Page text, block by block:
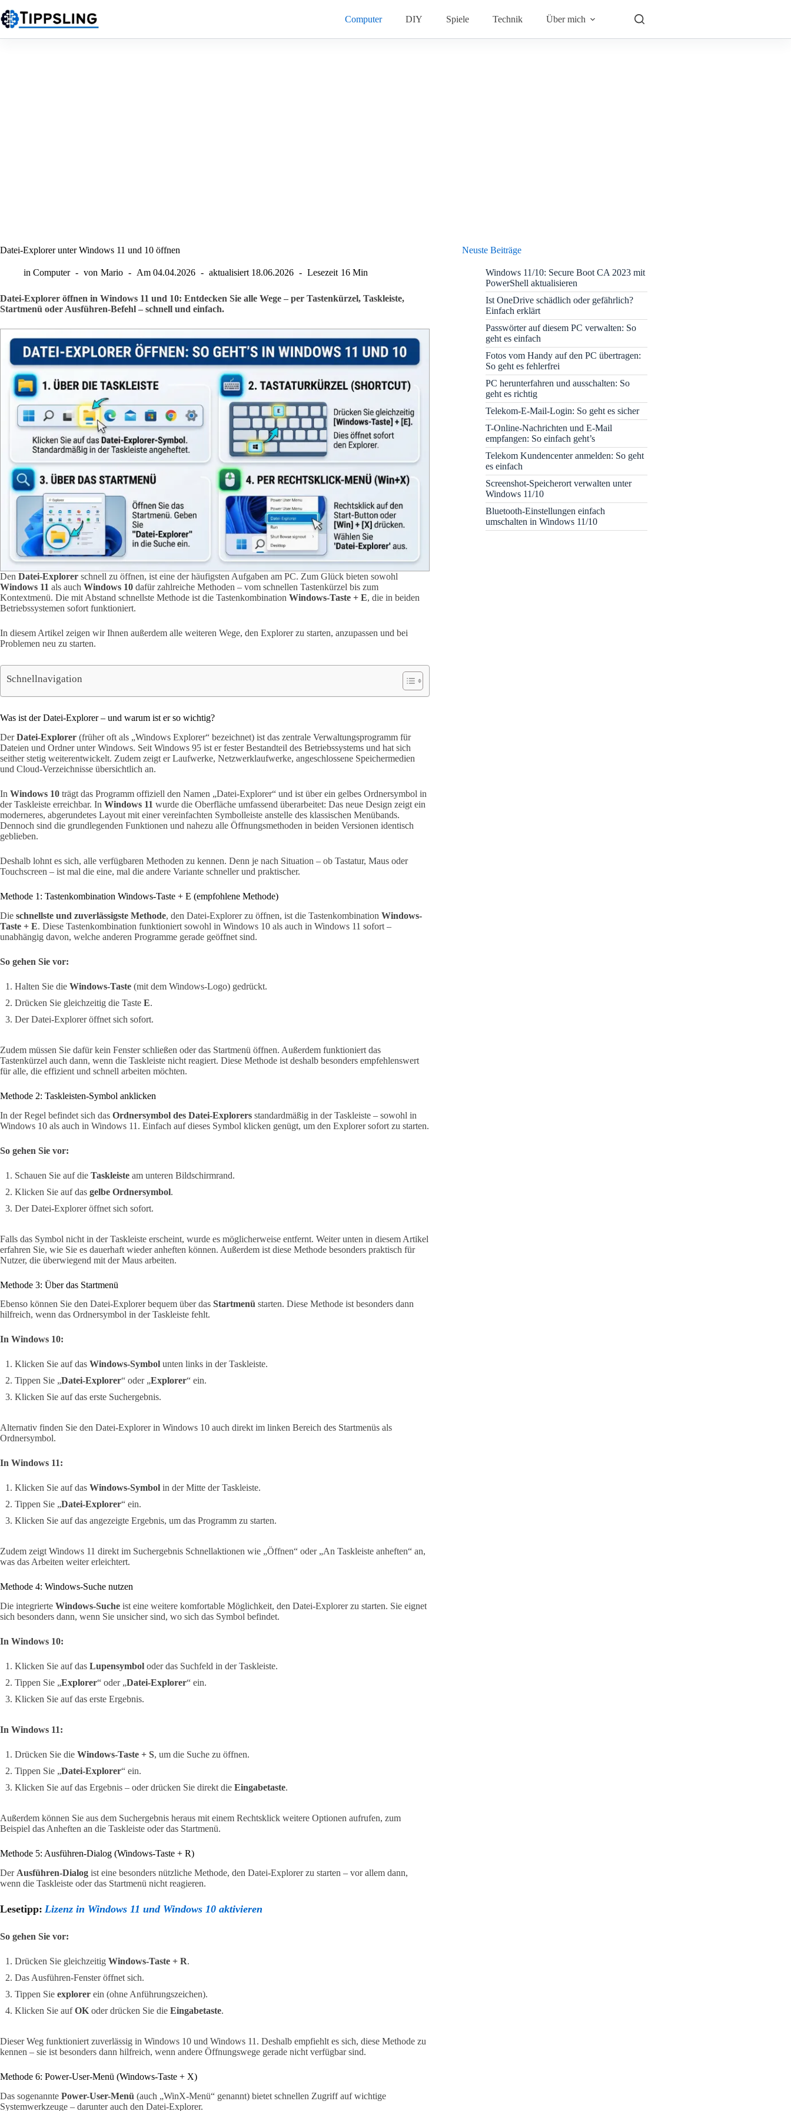
Inhalt
springen
Computer DIY Spiele Technik Über mich
Datei-Explorer unter Windows 11 und 10 öffnen
in Computer von Mario Am 04.04.2026 aktualisiert 18.06.2026 Lesezeit 16 Min
Datei-Explorer öffnen in Windows 11 und 10: Entdecken Sie alle Wege – per Tastenkürzel, Taskleiste,
Startmenü oder Ausführen-Befehl – schnell und einfach.
Den Datei-Explorer schnell zu öffnen, ist eine der häufigsten Aufgaben am PC. Zum Glück bieten sowohl
Windows 11 als auch Windows 10 dafür zahlreiche Methoden – vom schnellen Tastenkürzel bis zum
Kontextmenü. Die mit Abstand schnellste Methode ist die Tastenkombination Windows-Taste + E, die in beiden
Betriebssystemen sofort funktioniert.
In diesem Artikel zeigen wir Ihnen außerdem alle weiteren Wege, den Explorer zu starten, anzupassen und bei
Problemen neu zu starten.
Schnellnavigation
Was ist der Datei-Explorer – und warum ist er so wichtig?
DerDatei-Explorer (früher oft als „Windows Explorer“ bezeichnet) ist das zentrale Verwaltungsprogramm für
Dateien und Ordner unter Windows. Seit Windows 95 ist er fester Bestandteil des Betriebssystems und hat sich
seither stetig weiterentwickelt. Zudem zeigt er Laufwerke, Netzwerklaufwerke, angeschlossene Speichermedien
und Cloud-Verzeichnisse übersichtlich an.
In Windows 10 trägt das Programm offiziell den Namen „Datei-Explorer“ und ist über ein gelbes Ordnersymbol in
der Taskleiste erreichbar. In Windows 11 wurde die Oberfläche umfassend überarbeitet: Das neue Design zeigt ein
moderneres, abgerundetes Layout mit einer vereinfachten Symbolleiste anstelle des klassischen Menübands.
Dennoch sind die grundlegenden Funktionen und nahezu alle Öffnungsmethoden in beiden Versionen identisch
geblieben.
Deshalb lohnt es sich, alle verfügbaren Methoden zu kennen. Denn je nach Situation – ob Tastatur, Maus oder
Touchscreen – ist mal die eine, mal die andere Variante schneller und praktischer.
Methode 1: Tastenkombination Windows-Taste + E (empfohlene Methode)
Die schnellste und zuverlässigste Methode, den Datei-Explorer zu öffnen, ist die Tastenkombination Windows-
Taste + E. Diese Tastenkombination funktioniert sowohl in Windows 10 als auch in Windows 11 sofort –
unabhängig davon, welche anderen Programme gerade geöffnet sind.
So gehen Sie vor:
Halten Sie die Windows-Taste (mit dem Windows-Logo) gedrückt.
Drücken Sie gleichzeitig die Taste E.
Der Datei-Explorer öffnet sich sofort.
Zudem müssen Sie dafür kein Fenster schließen oder das Startmenü öffnen. Außerdem funktioniert das
Tastenkürzel auch dann, wenn die Taskleiste nicht reagiert. Diese Methode ist deshalb besonders empfehlenswert
für alle, die effizient und schnell arbeiten möchten.
Methode 2: Taskleisten-Symbol anklicken
In der Regel befindet sich das Ordnersymbol des Datei-Explorers standardmäßig in der Taskleiste – sowohl in
Windows 10 als auch in Windows 11. Einfach auf dieses Symbol klicken genügt, um den Explorer sofort zu starten.
So gehen Sie vor:
Schauen Sie auf die Taskleiste am unteren Bildschirmrand.
Klicken Sie auf das gelbe Ordnersymbol.
Der Datei-Explorer öffnet sich sofort.
Falls das Symbol nicht in der Taskleiste erscheint, wurde es möglicherweise entfernt. Weiter unten in diesem Artikel
erfahren Sie, wie Sie es dauerhaft wieder anheften können. Außerdem ist diese Methode besonders praktisch für
Nutzer, die überwiegend mit der Maus arbeiten.
Methode 3: Über das Startmenü
Ebenso können Sie den Datei-Explorer bequem über das Startmenü starten. Diese Methode ist besonders dann
hilfreich, wenn das Ordnersymbol in der Taskleiste fehlt.
In Windows 10:
Klicken Sie auf das Windows-Symbol unten links in der Taskleiste.
Tippen Sie „Datei-Explorer“ oder „Explorer“ ein.
Klicken Sie auf das erste Suchergebnis.
Alternativ finden Sie den Datei-Explorer in Windows 10 auch direkt im linken Bereich des Startmenüs als
Ordnersymbol.
In Windows 11:
Klicken Sie auf das Windows-Symbol in der Mitte der Taskleiste.
Tippen Sie „Datei-Explorer“ ein.
Klicken Sie auf das angezeigte Ergebnis, um das Programm zu starten.
Zudem zeigt Windows 11 direkt im Suchergebnis Schnellaktionen wie „Öffnen“ oder „An Taskleiste anheften“ an,
was das Arbeiten weiter erleichtert.
Methode 4: Windows-Suche nutzen
Die integrierte Windows-Suche ist eine weitere komfortable Möglichkeit, den Datei-Explorer zu starten. Sie eignet
sich besonders dann, wenn Sie unsicher sind, wo sich das Symbol befindet.
In Windows 10:
Klicken Sie auf das Lupensymbol oder das Suchfeld in der Taskleiste.
Tippen Sie „Explorer“ oder „Datei-Explorer“ ein.
Klicken Sie auf das erste Ergebnis.
In Windows 11:
Drücken Sie die Windows-Taste + S, um die Suche zu öffnen.
Tippen Sie „Datei-Explorer“ ein.
Klicken Sie auf das Ergebnis – oder drücken Sie direkt die Eingabetaste.
Außerdem können Sie aus dem Suchergebnis heraus mit einem Rechtsklick weitere Optionen aufrufen, zum
Beispiel das Anheften an die Taskleiste oder das Startmenü.
Methode 5: Ausführen-Dialog (Windows-Taste + R)
Der Ausführen-Dialog ist eine besonders nützliche Methode, den Datei-Explorer zu starten – vor allem dann,
wenn die Taskleiste oder das Startmenü nicht reagieren.
Lesetipp: Lizenz in Windows 11 und Windows 10 aktivieren
So gehen Sie vor:
Drücken Sie gleichzeitig Windows-Taste + R.
Das Ausführen-Fenster öffnet sich.
Tippen Sie explorer ein (ohne Anführungszeichen).
Klicken Sie aufOK oder drücken Sie die Eingabetaste.
Dieser Weg funktioniert zuverlässig in Windows 10 und Windows 11. Deshalb empfiehlt es sich, diese Methode zu
kennen – sie ist besonders dann hilfreich, wenn andere Öffnungswege gerade nicht verfügbar sind.
Methode 6: Power-User-Menü (Windows-Taste + X)
Das sogenannte Power-User-Menü (auch „WinX-Menü“ genannt) bietet schnellen Zugriff auf wichtige
Systemwerkzeuge – darunter auch den Datei-Explorer.
Neuste Beiträge
Windows 11/10: Secure Boot CA 2023 mit
PowerShell aktualisieren
Ist OneDrive schädlich oder gefährlich?
Einfach erklärt
Passwörter auf diesem PC verwalten: So
geht es einfach
Fotos vom Handy auf den PC übertragen:
So geht es fehlerfrei
PC herunterfahren und ausschalten: So
geht es richtig
Telekom-E-Mail-Login: So geht es sicher
T-Online-Nachrichten und E-Mail
empfangen: So einfach geht’s
Telekom Kundencenter anmelden: So geht
es einfach
Screenshot-Speicherort verwalten unter
Windows 11/10
Bluetooth-Einstellungen einfach
umschalten in Windows 11/10